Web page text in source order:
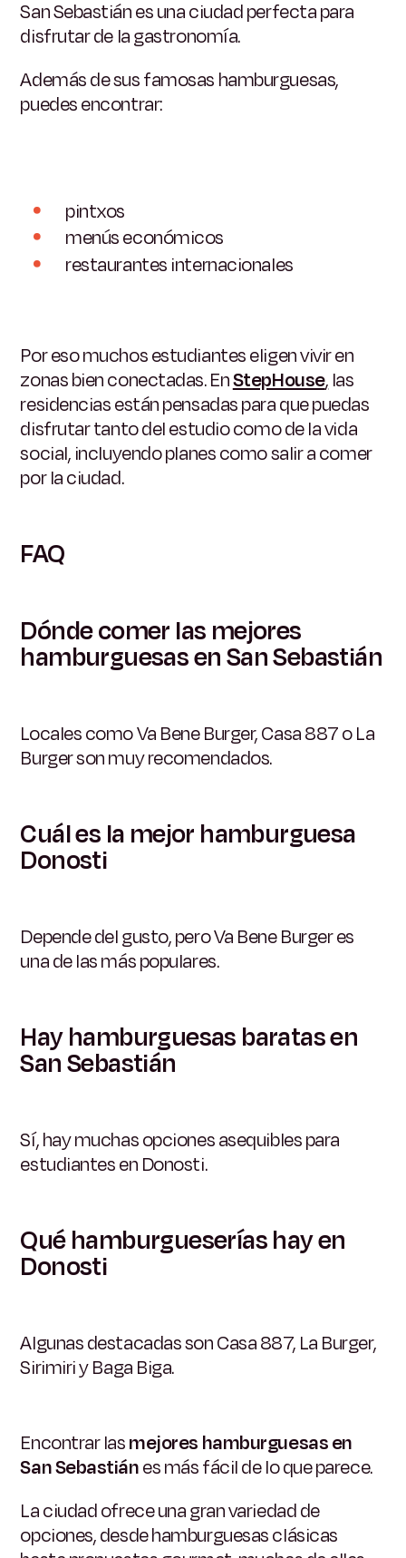
San Sebastián es una ciudad perfecta para
disfrutar de la gastronomía.
Además de sus famosas hamburguesas,
puedes encontrar:
pintxos
menús económicos
restaurantes internacionales
Por eso muchos estudiantes eligen vivir en
zonas bien conectadas. EnStepHouse, las
residencias están pensadas para que puedas
disfrutar tanto del estudio como de la vida
social, incluyendo planes como salir a comer
por la ciudad.
FAQ
Dónde comer las mejores
hamburguesas en San Sebastián
Locales como Va Bene Burger, Casa 887 o La
Burger son muy recomendados.
Cuál es la mejor hamburguesa
Donosti
Depende del gusto, pero Va Bene Burger es
una de las más populares.
Hay hamburguesas baratas en
San Sebastián
Sí, hay muchas opciones asequibles para
estudiantes en Donosti.
Qué hamburgueserías hay en
Donosti
Algunas destacadas son Casa 887, La Burger,
Sirimiri y Baga Biga.
Encontrar lasmejores hamburguesas en
San Sebastiánes más fácil de lo que parece.
La ciudad ofrece una gran variedad de
opciones, desde hamburguesas clásicas